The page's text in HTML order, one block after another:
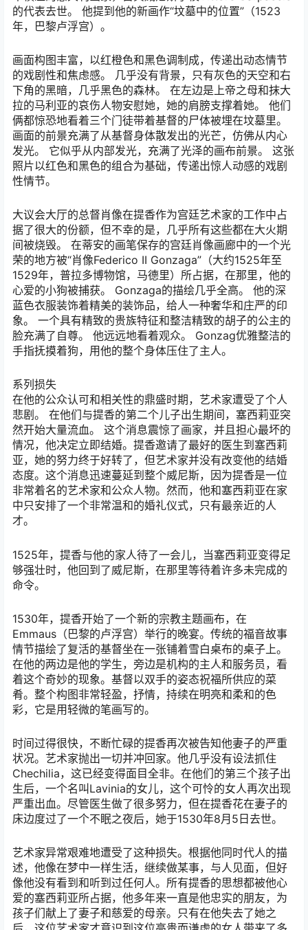
的代表去世。 他提到他的新画作“坟墓中的位置”（1523
年，巴黎卢浮宫）。
画面构图丰富，以红橙色和黑色调制成，传递出动态情节
的戏剧性和焦虑感。 几乎没有背景，只有灰色的天空和右
下角的黑暗，几乎黑色的森林。 在左边是上帝之母和抹大
拉的马利亚的哀伤人物安慰她，她的肩膀支撑着她。 他们
俩都惊恐地看着三个门徒带着基督的尸体被埋在坟墓里。
画面的前景充满了从基督身体散发出的光芒，仿佛从内心
发光。 它似乎从内部发光，充满了光泽的画布前景。 这张
照片以红色和黑色的组合为基础，传递出惊人动感的戏剧
性情节。
大议会大厅的总督肖像在提香作为宫廷艺术家的工作中占
据了很大的份额，但不幸的是，几乎所有这些都在大火期
间被烧毁。 在蒂安的画笔保存的宫廷肖像画廊中的一个光
荣的地方被“肖像Federico II Gonzaga”（大约1525年至
1529年，普拉多博物馆，马德里）所占据，在那里，他的
心爱的小狗被捕获。 Gonzaga的描绘几乎全高。 他的深
蓝色衣服装饰着精美的装饰品，给人一种奢华和庄严的印
象。 一个具有精致的贵族特征和整洁精致的胡子的公主的
脸充满了自尊。 他远远地看着观众。 Gonzag优雅整洁的
手指抚摸着狗，用他的整个身体压住了主人。
系列损失
在他的公众认可和相关性的鼎盛时期，艺术家遭受了个人
悲剧。 在他们与提香的第二个儿子出生期间，塞西莉亚突
然开始大量流血。 这个消息震惊了画家，并且担心最坏的
情况，他决定立即结婚。提香邀请了最好的医生到塞西莉
亚，她的努力终于好转了，但艺术家并没有改变他的结婚
态度。这个消息迅速蔓延到整个威尼斯，因为提香是一位
非常着名的艺术家和公众人物。然而，他和塞西莉亚在家
中只安排了一个非常温和的婚礼仪式，只有最亲近的人
才。
1525年，提香与他的家人待了一会儿，当塞西莉亚变得足
够强壮时，他回到了威尼斯，在那里等待着许多未完成的
命令。
1530年，提香开始了一个新的宗教主题画布，在
Emmaus（巴黎的卢浮宫）举行的晚宴。传统的福音故事
情节描绘了复活的基督坐在一张铺着雪白桌布的桌子上。
在他的两边是他的学生，旁边是机构的主人和服务员，看
着这个奇妙的现象。基督以双手的姿态祝福所供应的菜
肴。整个构图非常轻盈，抒情，持续在明亮和柔和的色
彩，它是用轻微的笔画写的。
时间过得很快，不断忙碌的提香再次被告知他妻子的严重
状况。艺术家抛出一切并冲回家。他几乎没有设法抓住
Chechilia，这已经变得面目全非。在他们的第三个孩子出
生后，一个名叫Lavinia的女儿，这个可怜的女人再次出现
严重出血。尽管医生做了很多努力，但在提香花在妻子的
床边度过了一个不眠之夜后，她于1530年8月5日去世。
艺术家异常艰难地遭受了这种损失。根据他同时代人的描
述，他像在梦中一样生活，继续做某事，与人见面，但好
像他没有看到和听到过任何人。所有提香的思想都被他心
爱的塞西莉亚所占据，他多年来一直是他忠实的朋友，为
孩子们献上了妻子和慈爱的母亲。只有在他失去了她之